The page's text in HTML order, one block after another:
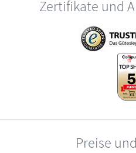
Zertifikate und
Preise